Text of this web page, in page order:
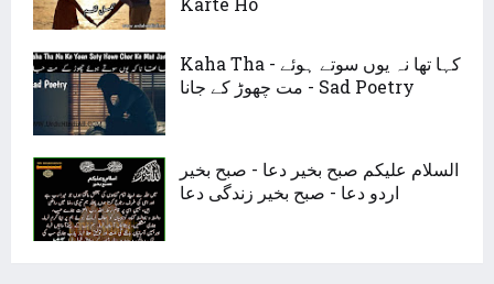
Kaha Tha - کہا تھا نہ یوں سوتے ہوئے
مت چھوڑ کے جانا - Sad Poetry
السلام علیکم صبح بخیر دعا - صبح بخیر
اردو دعا - صبح بخیر زندگی دعا